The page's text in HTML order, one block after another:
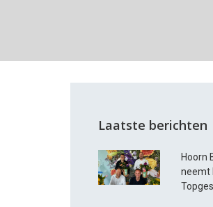
Laatste berichten
Hoorn
neemt